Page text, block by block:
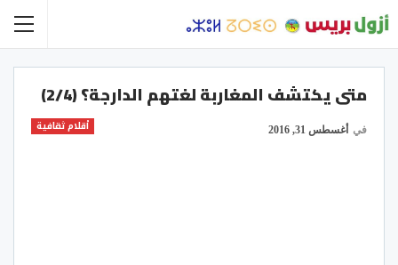
متى يكتشف المغاربة لغتهم الدارجة؟ (2/4)
أقلام ثقافية في أغسطس 31, 2016